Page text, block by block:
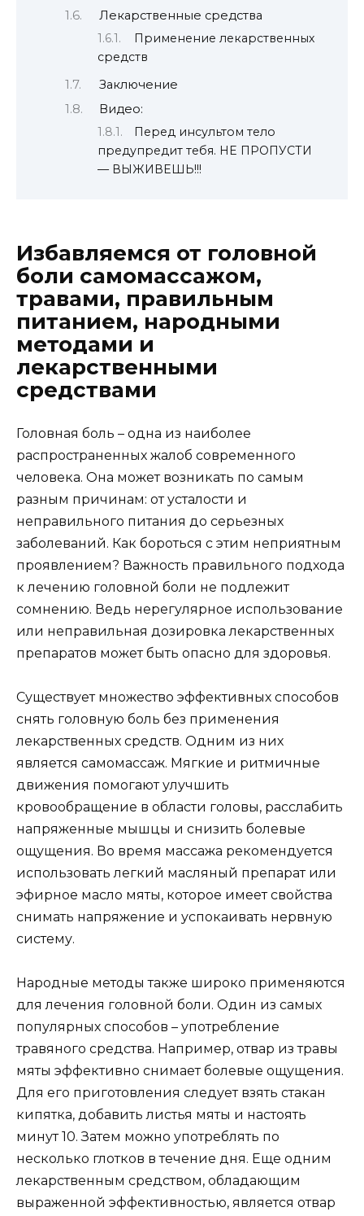
Лекарственные средства
Применение лекарственных
средств
Заключение
Видео:
Перед инсультом тело
предупредит тебя. НЕ ПРОПУСТИ
— ВЫЖИВЕШЬ!!!
Избавляемся от головной
боли самомассажом,
травами, правильным
питанием, народными
методами и
лекарственными
средствами
Головная боль – одна из наиболее
распространенных жалоб современного
человека. Она может возникать по самым
разным причинам: от усталости и
неправильного питания до серьезных
заболеваний. Как бороться с этим неприятным
проявлением? Важность правильного подхода
к лечению головной боли не подлежит
сомнению. Ведь нерегулярное использование
или неправильная дозировка лекарственных
препаратов может быть опасно для здоровья.
Существует множество эффективных способов
снять головную боль без применения
лекарственных средств. Одним из них
является самомассаж. Мягкие и ритмичные
движения помогают улучшить
кровообращение в области головы, расслабить
напряженные мышцы и снизить болевые
ощущения. Во время массажа рекомендуется
использовать легкий масляный препарат или
эфирное масло мяты, которое имеет свойства
снимать напряжение и успокаивать нервную
систему.
Народные методы также широко применяются
для лечения головной боли. Один из самых
популярных способов – употребление
травяного средства. Например, отвар из травы
мяты эффективно снимает болевые ощущения.
Для его приготовления следует взять стакан
кипятка, добавить листья мяты и настоять
минут 10. Затем можно употреблять по
несколько глотков в течение дня. Еще одним
лекарственным средством, обладающим
выраженной эффективностью, является отвар